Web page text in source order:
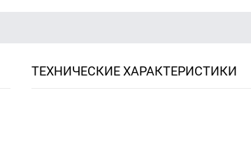
ТЕХНИЧЕСКИЕ ХАРАКТЕРИСТИКИ